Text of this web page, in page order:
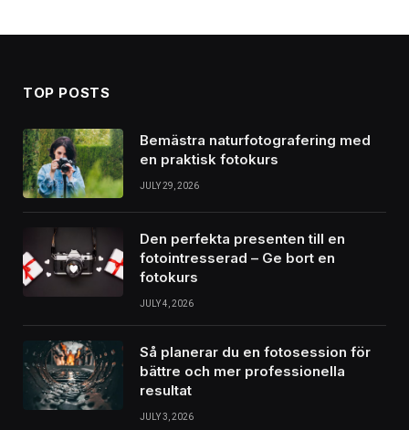
TOP POSTS
Bemästra naturfotografering med
en praktisk fotokurs
JULY 29, 2026
Den perfekta presenten till en
fotointresserad – Ge bort en
fotokurs
JULY 4, 2026
Så planerar du en fotosession för
bättre och mer professionella
resultat
JULY 3, 2026